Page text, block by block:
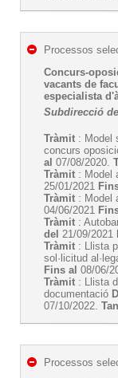
Processos
Concurs-
vacants de
especialista
Subdirecció
Tràmit : Model
concurs
al 07/08/2020.
Tràmit : Model
25/01/2021
Tràmit : Model
04/06/2021
Tràmit :
del 21/09/2021
Tràmit : Llista
sol·licitud
Fins al 08/06/
Tràmit : Llista
documentació
07/10/2022.
Processos